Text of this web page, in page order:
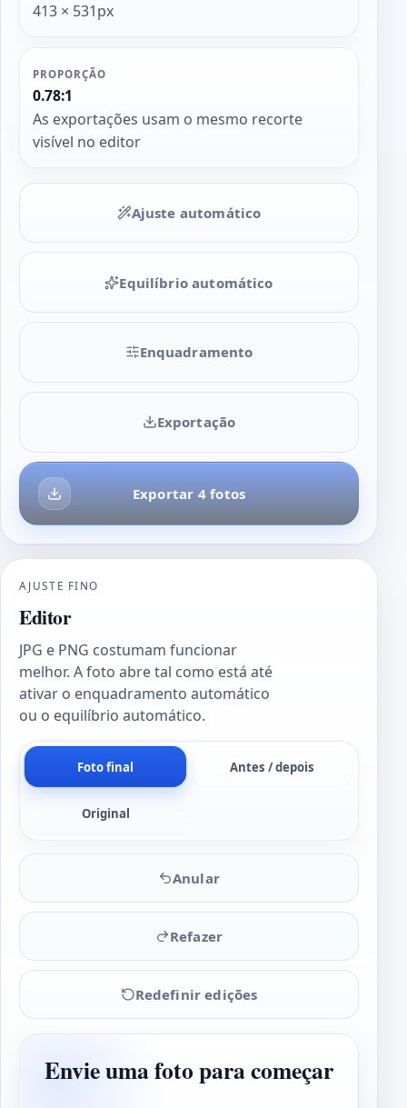
413 × 531px
PROPORÇÃO
0.78:1
As exportações usam o mesmo recorte
visível no editor
Ajuste automático
Equilíbrio automático
Enquadramento
Exportar 4 fotos
Exportação
AJUSTE FINO
Editor
JPG e PNG costumam funcionar
melhor. A foto abre tal como está até
ativar o enquadramento automático
ou o equilíbrio automático.
Foto final Antes / depois
Original
Anular
Refazer
Redefinir edições
Envie uma foto para começar